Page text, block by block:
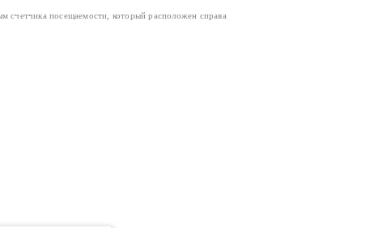
счетчика посещаемости, который расположен справа